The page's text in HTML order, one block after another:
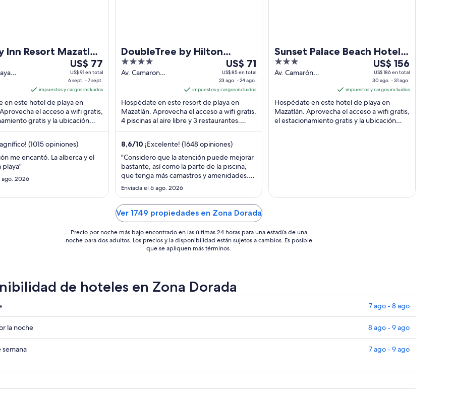
Inn Resort Mazatlan
Del
6
sept
al
7
sept,
el
por
noche
US$ 77
US$ 91 en total
6 sept. - 7 sept.
impuestos y cargos incluidos
en este hotel de playa en
el acceso a wifi gratis,
gratis y la ubicación
Estarás muy cerca de ...
(1015 opiniones)
me encantó. La alberca y el
playa"
ago. 2026
DoubleTree by Hilton
Mazatlan
4
out
Av. Camaron
SIN
Del
23
ago
al
24
ago,
el
por
noche
es
de
US$ 71
US$ 85 en total
23 ago. - 24 ago.
impuestos y cargos incluidos
Hospédate en este resort de playa en
Mazatlán. Aprovecha el acceso a wifi gratis,
4 piscinas al aire libre y 3 restaurantes.
Nuestros huéspedes destacan la piscina ...
8,6/10 ¡Excelente! (1648 opiniones)
"Considero que la atención puede mejorar
bastante, así como la parte de la piscina,
que tenga más camastros y amenidades.
Se ve descuidado para lo poco que tiene el
hotel abierto."
Enviada el 6 ago. 2026
Sunset Palace Beach Hotel -
All Inclusive
3
out
Av. Camarón
Del
30
ago
al
31
ago,
el
US$ 156
US$ 186 en total
30 ago. - 31 ago.
impuestos y cargos incluidos
Hospédate en este hotel de playa en
Mazatlán. Aprovecha el acceso a wifi gratis,
el estacionamiento gratis y la ubicación
Ver 1749 propiedades en Zona Dorada
Precio por noche más bajo encontrado en las últimas 24 horas para una estadía de una
noche para dos adultos. Los precios y la disponibilidad están sujetos a cambios. Es posible
que se apliquen más términos.
de hoteles en Zona Dorada
7 ago - 8 ago
la noche 8 ago - 9 ago
semana 7 ago - 9 ago